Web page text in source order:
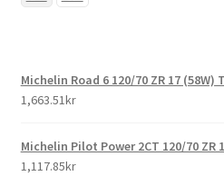
Michelin Road 6 120/70 ZR 17 (58W)
1,663.51kr
Michelin Pilot Power 2CT 120/70 ZR
1,117.85kr